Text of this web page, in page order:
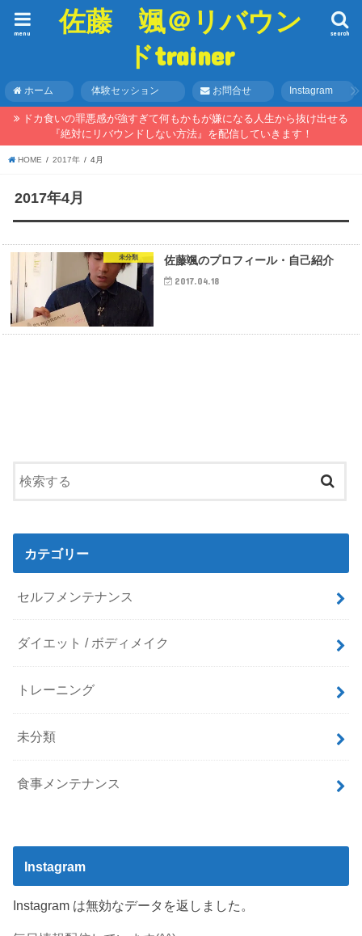
佐藤 颯＠リバウン
ドtrainer
search
menu
ホーム 体験セッション お問合せ Instagram
ドカ食いの罪悪感が強すぎて何もかもが嫌になる人生から抜け出せる
『絶対にリバウンドしない方法』を配信していきます！
HOME 2017年 4月
2017年4月
未分類 佐藤颯のプロフィール・自己紹介
2017.04.18
カテゴリー
セルフメンテナンス
ダイエット / ボディメイク
トレーニング
未分類
食事メンテナンス
Instagram
Instagram は無効なデータを返しました。